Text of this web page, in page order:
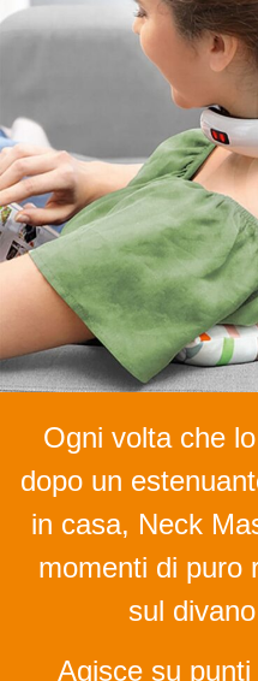
Ogni volta che
dopo un
in casa, Neck
momenti di puro
sul
Agisce su